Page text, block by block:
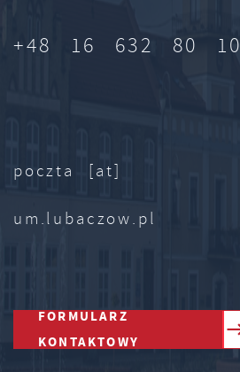
+48 16 632 80 10
poczta [at]
um.lubaczow.pl
FORMULARZ
KONTAKTOWY